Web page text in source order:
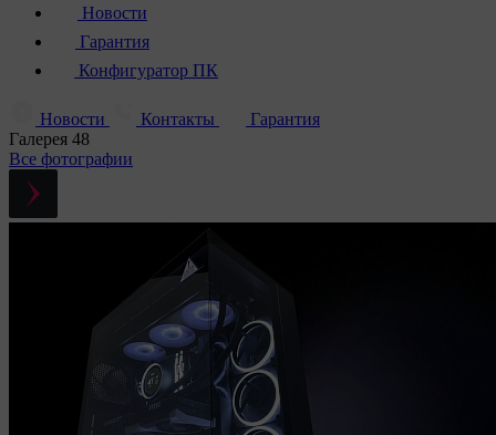
Новости
Гарантия
Конфигуратор ПК
Новости Контакты
Гарантия
Галерея 48
Все фотографии